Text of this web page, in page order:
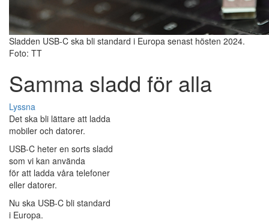
Sladden USB-C ska bli standard i Europa senast hösten 2024.
Foto: TT
Samma sladd för alla
Lyssna
Det ska bli lättare att ladda
mobiler och datorer.
USB-C heter en sorts sladd
som vi kan använda
för att ladda våra telefoner
eller datorer.
Nu ska USB-C bli standard
i Europa.